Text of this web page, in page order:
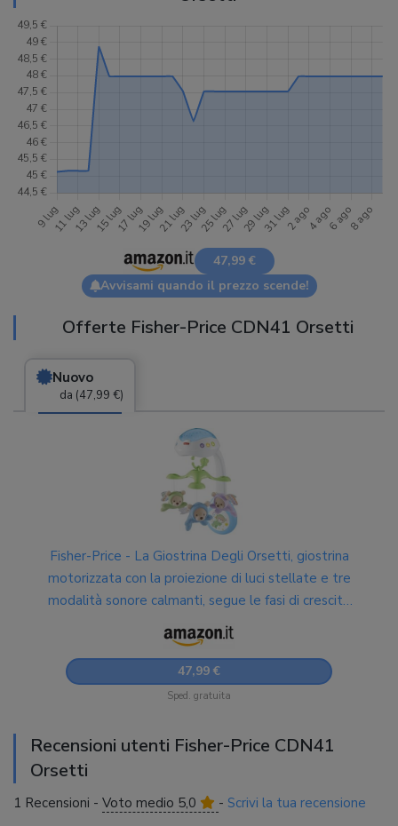
47,99 €
Avvisami quando il prezzo scende!
Offerte Fisher-Price CDN41 Orsetti
Nuovo
da (47,99 €)
Fisher-Price - La Giostrina Degli Orsetti, giostrina
motorizzata con la proiezione di luci stellate e tre
modalità sonore calmanti, segue le fasi di crescita
del bambino, per bimbi da 0+ mesi, CDN41
47,99 €
Sped. gratuita
Recensioni utenti Fisher-Price CDN41
Orsetti
1 Recensioni - Voto medio 5,0 - Scrivi la tua recensione